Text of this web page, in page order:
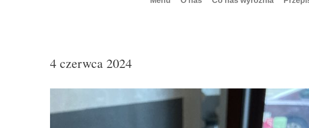
4 czerwca 2024